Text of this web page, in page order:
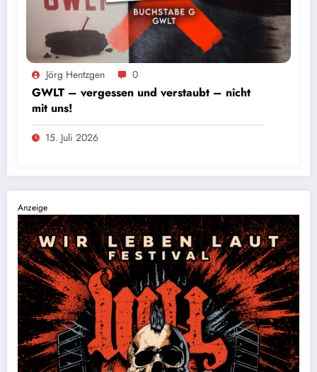
Foto: Andres Valdes
Jörg Hentzgen 0
GWLT – vergessen und verstaubt – nicht
mit uns!
15. Juli 2026
Anzeige